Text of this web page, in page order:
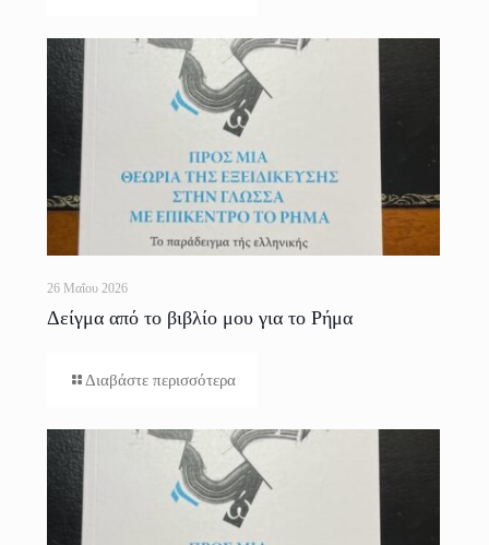
26 Μαΐου 2026
Δείγμα από το βιβλίο μου για το Ρήμα
Διαβάστε περισσότερα